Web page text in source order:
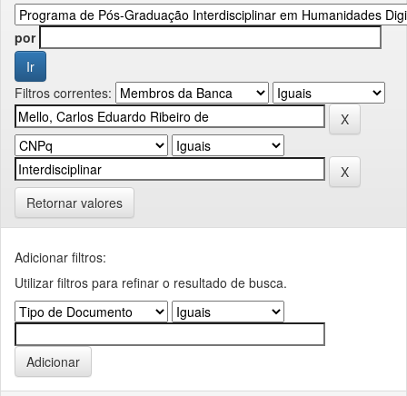
por
Filtros correntes:
Retornar valores
Adicionar filtros:
Utilizar filtros para refinar o resultado de busca.